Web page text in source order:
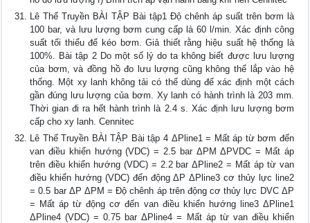
Lê Thể Truyền BÀI TẬP Bài tập1 Độ chênh áp suất trên bơm là
100 bar, và lưu lượng bơm cung cấp là 60 l/min. Xác định công
suất tối thiểu để kéo bơm. Giả thiết rằng hiệu suất hệ thống là
100%. Bài tập 2 Do một số lý do ta không biết được lưu lượng
của bơm, và đồng hồ đo lưu lượng cũng không thể lắp vào hệ
thống. Một xy lanh không tải có thể dùng để xác định một cách
gần đúng lưu lượng của bơm. Xy lanh có hành trình là 203 mm.
Thời gian đi ra hết hành trình là 2.4 s. Xác định lưu lượng bơm
cấp cho xy lanh. Cennitec
Lê Thể Truyền BÀI TẬP Bài tập 4 ΔPline1 = Mất áp từ bơm đến
van điều khiển hướng (VDC) = 2.5 bar ΔPM ΔPVDC = Mất áp
trên điều khiển hướng (VDC) = 2.2 bar ΔPline2 = Mất áp từ van
điều khiển hướng (VDC) đến động ΔP ΔPline3 cơ thủy lực line2
= 0.5 bar ΔP ΔPM = Độ chênh áp trên động cơ thủy lực DVC ΔP
= Mất áp từ động cơ đến van điều khiển hướng line3 ΔPline1
ΔPline4 (VDC) = 0.75 bar ΔPline4 = Mất áp từ van điều khiển